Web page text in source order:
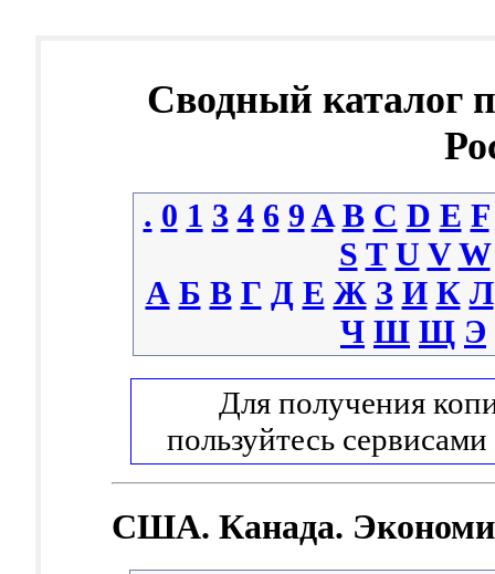
Сводный каталог
. 0 1 3 4 6 9 A B C D E F
S T U V W
А Б В Г Д Е Ж З И К Л
Ч Ш Щ Э
Для получения
пользуйтесь сервисами
США. Канада.